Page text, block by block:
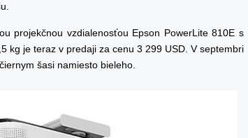
projekčnou vzdialenosťou Epson PowerLite 810E s
kg je teraz v predaji za cenu 3 299 USD. V septembri
šasi namiesto bieleho.